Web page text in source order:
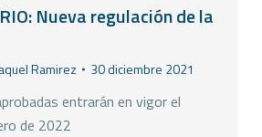
Nueva regulación de la
Ramirez 30 diciembre 2021
entrarán en vigor el
de 2022